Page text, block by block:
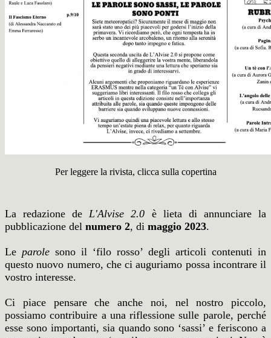
Per leggere la rivista, clicca sulla copertina
La redazione deL'Alvise 2.0 è lieta di annunciare la
pubblicazione del numero 2, di maggio 2023.
Le parole sono il ‘filo rosso’ degli articoli contenuti in
questo nuovo numero, che ci auguriamo possa incontrare il
vostro interesse.
Ci piace pensare che anche noi, nel nostro piccolo,
possiamo contribuire a una riflessione sulle parole, perché
esse sono importanti, sia quando sono ‘sassi’ e feriscono a